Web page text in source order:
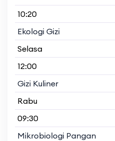
10:20
Ekologi Gizi
Selasa
12:00
Gizi Kuliner
Rabu
09:30
Mikrobiologi Pangan